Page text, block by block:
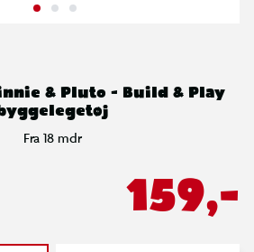
& Pluto - Build & Play
Fra 18 mdr
159,-